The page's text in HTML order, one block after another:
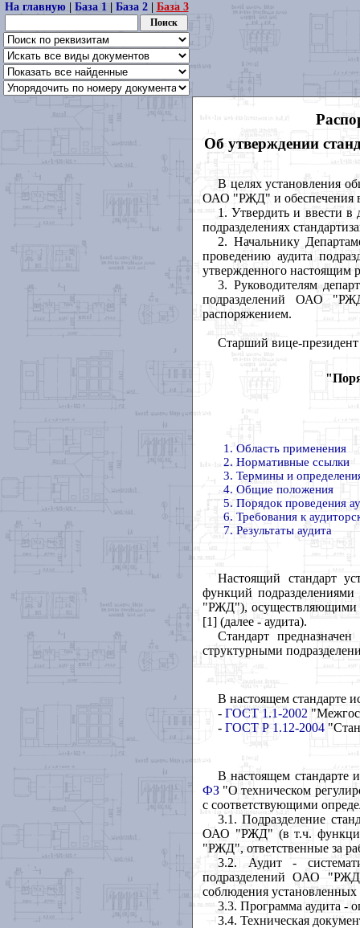
На главную| База 1| База 2| База 3
Об утверждении
В целях установления
ОАО "РЖД" и обеспечения
1. Утвердить и ввести
подразделениях
2. Начальнику
проведению аудита
утвержденного настоящим
3. Руководителям
подразделений ОАО
распоряжением.
Старший вице-
1. Область применения
2. Нормативные ссылки
3. Термины и
4. Общие положения
5. Порядок проведения
6. Требования к
7. Результаты аудита
Настоящий стандарт
функций
"РЖД"), осуществляющими
[1] (далее - аудита).
Стандарт
структурными
В настоящем стандарте
- ГОСТ 1.1-2002
- ГОСТ Р 1.12-2004
В настоящем стандарте
ФЗ "О техническом
с соответствующими
3.1. Подразделение
ОАО "РЖД" (в т.ч.
"РЖД", ответственные за
3.2. Аудит -
подразделений ОАО
соблюдения
3.3. Программа аудита -
3.4. Техническая